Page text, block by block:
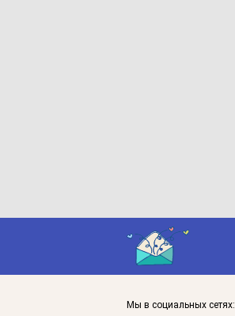
Мы в социальных сетях: